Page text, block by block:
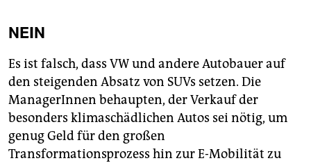
NEIN
Es ist falsch, dass VW und andere Autobauer auf
den steigenden Absatz von SUVs setzen. Die
ManagerInnen behaupten, der Verkauf der
besonders klimaschädlichen Autos sei nötig, um
genug Geld für den großen
Transformationsprozess hin zur E-Mobilität zu